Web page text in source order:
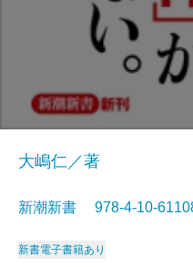
大嶋仁／著
新潮新書 978-4-10-
新書電子書籍あり